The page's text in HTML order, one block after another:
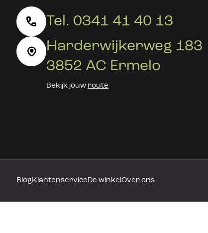
Tel. 0341 41 40 13
Harderwijkerweg 183
3852 AC Ermelo
Bekijk jouw route
BlogKlantenserviceDe winkelOver ons